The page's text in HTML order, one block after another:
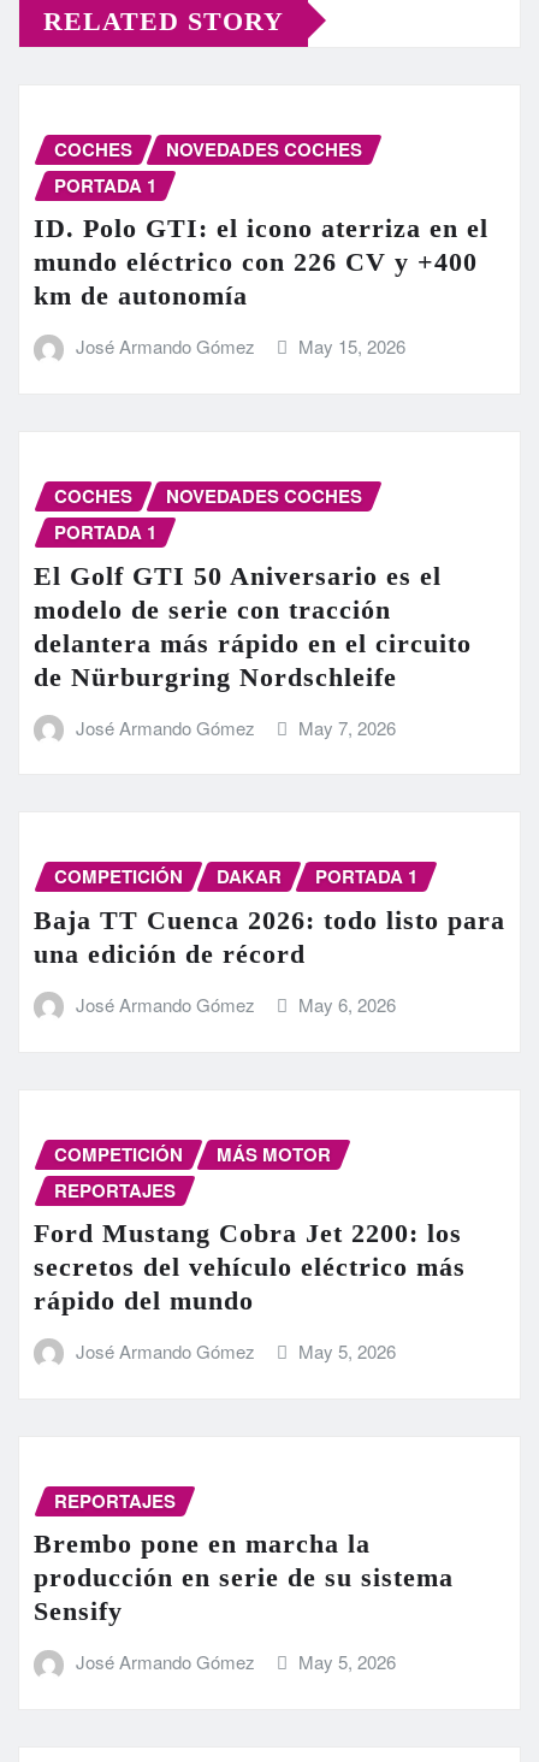
RELATED STORY
COCHES
NOVEDADES COCHES
PORTADA 1
ID. Polo GTI: el icono aterriza en el
mundo eléctrico con 226 CV y +400
km de autonomía
José Armando Gómez May 15, 2026
COCHES
NOVEDADES COCHES
PORTADA 1
El Golf GTI 50 Aniversario es el
modelo de serie con tracción
delantera más rápido en el circuito
de Nürburgring Nordschleife
José Armando Gómez May 7, 2026
COMPETICIÓN DAKAR PORTADA 1
Baja TT Cuenca 2026: todo listo para
una edición de récord
José Armando Gómez May 6, 2026
COMPETICIÓN
MÁS MOTOR
REPORTAJES
Ford Mustang Cobra Jet 2200: los
secretos del vehículo eléctrico más
rápido del mundo
José Armando Gómez May 5, 2026
REPORTAJES
Brembo pone en marcha la
producción en serie de su sistema
Sensify
José Armando Gómez May 5, 2026